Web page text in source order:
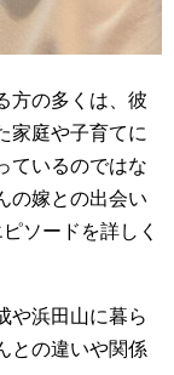
方の多くは、彼
家庭や子育てに
ているのではな
の嫁との出会い
ソードを詳しく
や浜田山に暮ら
との違いや関係